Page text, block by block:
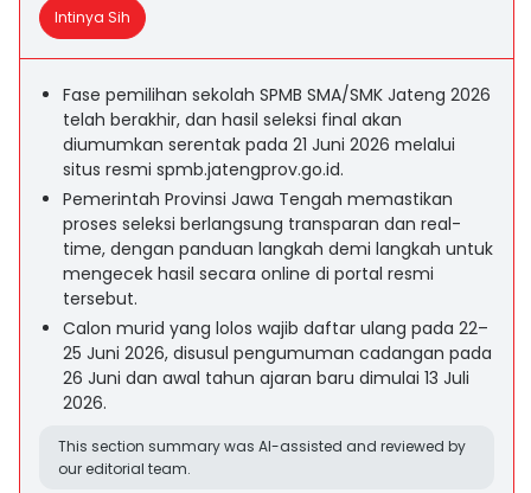
Intinya Sih
Fase pemilihan sekolah SPMB SMA/SMK Jateng 2026
telah berakhir, dan hasil seleksi final akan
diumumkan serentak pada 21 Juni 2026 melalui
situs resmi spmb.jatengprov.go.id.
Pemerintah Provinsi Jawa Tengah memastikan
proses seleksi berlangsung transparan dan real-
time, dengan panduan langkah demi langkah untuk
mengecek hasil secara online di portal resmi
tersebut.
Calon murid yang lolos wajib daftar ulang pada 22–
25 Juni 2026, disusul pengumuman cadangan pada
26 Juni dan awal tahun ajaran baru dimulai 13 Juli
2026.
This section summary was AI-assisted and reviewed by
our editorial team.